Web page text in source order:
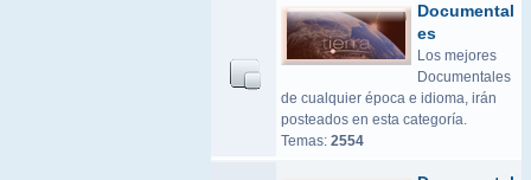
Documental
es
Los mejores
Documentales
de cualquier época e idioma, irán
posteados en esta categoría.
Temas: 2554